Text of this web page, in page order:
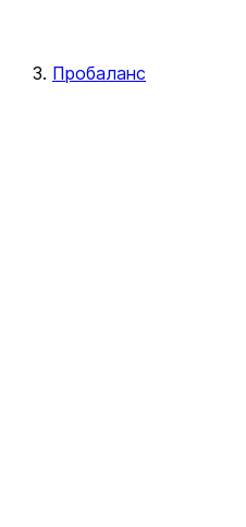
Пробаланс